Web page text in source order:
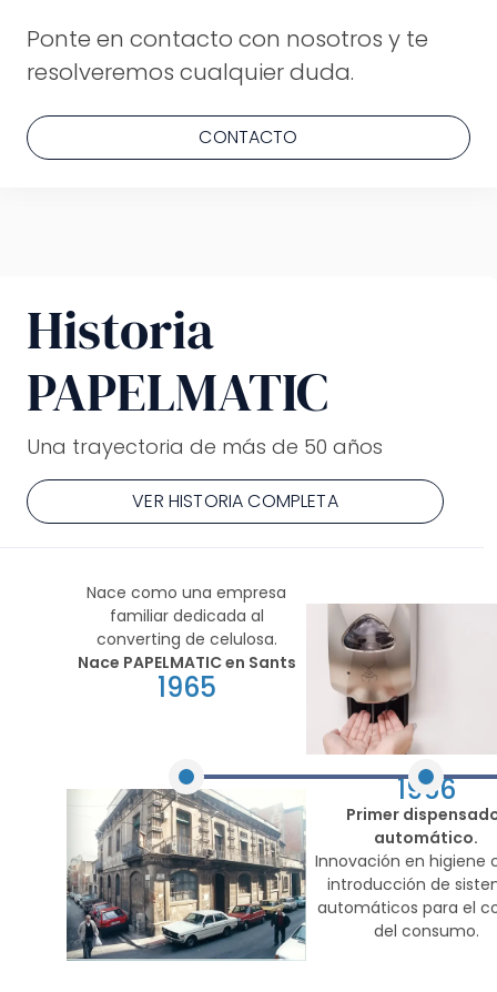
Ponte en contacto con nosotros y te
resolveremos cualquier duda.
CONTACTO
Historia
PAPELMATIC
Una trayectoria de más de 50 años
VER HISTORIA COMPLETA
1965
Nace PAPELMATIC en Sants
Nace como una empresa
familiar dedicada al
converting de celulosa.
1966
Primer
automático.
Innovación en higiene
introducción de
automáticos para el
del consumo.